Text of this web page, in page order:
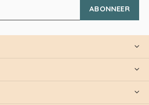
ABONNEER